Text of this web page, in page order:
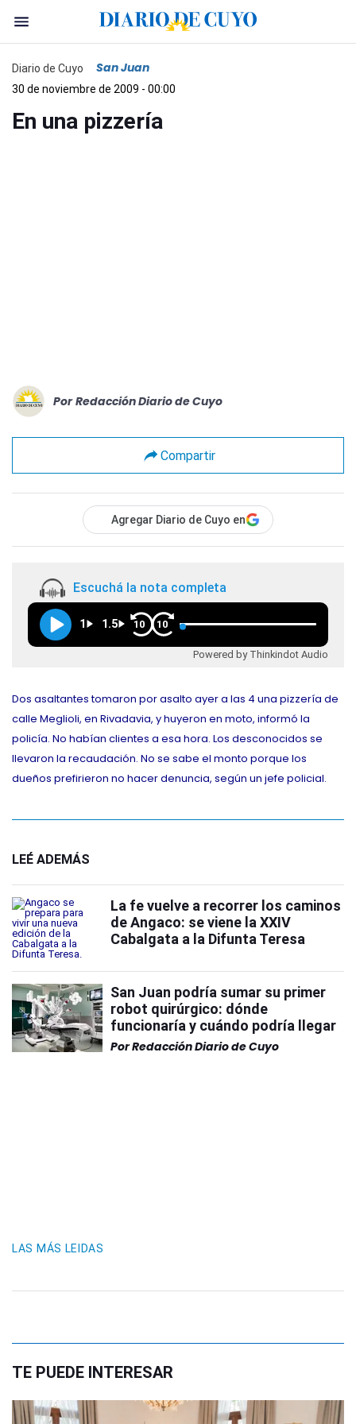
Diario de Cuyo San Juan
30 de noviembre de 2009 - 00:00
En una pizzería
Por Redacción Diario de Cuyo
Compartir
Agregar Diario de Cuyo en
Escuchá la nota completa
1 1.5 10 10
Powered by Thinkindot Audio
Dos asaltantes tomaron por asalto ayer a las 4 una pizzería de
calle Meglioli, en Rivadavia, y huyeron en moto, informó la
policía. No habían clientes a esa hora. Los desconocidos se
llevaron la recaudación. No se sabe el monto porque los
dueños prefirieron no hacer denuncia, según un jefe policial.
LEÉ ADEMÁS
La fe vuelve a recorrer los caminos
de Angaco: se viene la XXIV
Cabalgata a la Difunta Teresa
San Juan podría sumar su primer
robot quirúrgico: dónde
funcionaría y cuándo podría llegar
PorRedacción Diario de Cuyo
LAS MÁS LEIDAS
TE PUEDE INTERESAR